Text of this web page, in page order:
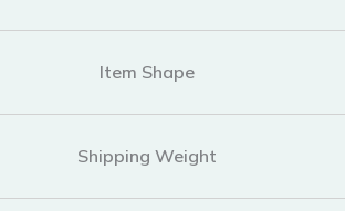
Item Shape
Shipping Weight